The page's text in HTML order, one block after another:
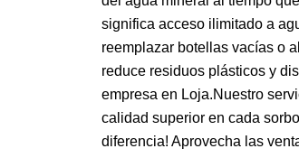
significa acceso ilimitado a
reemplazar botellas vacías o
reduce residuos plásticos y
empresa en Loja.Nuestro
calidad superior en cada
diferencia! Aprovecha las